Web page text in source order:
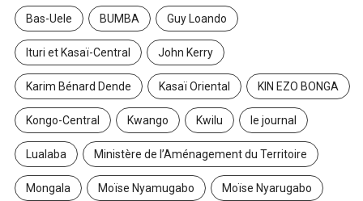
Bas-Uele BUMBA Guy Loando
Ituri et Kasaï-Central John Kerry
Karim Bénard Dende Kasaï Oriental KIN EZO BONGA
Kongo-Central Kwango Kwilu le journal
Lualaba Ministère de l’Aménagement du Territoire
Mongala Moïse Nyamugabo Moïse Nyarugabo